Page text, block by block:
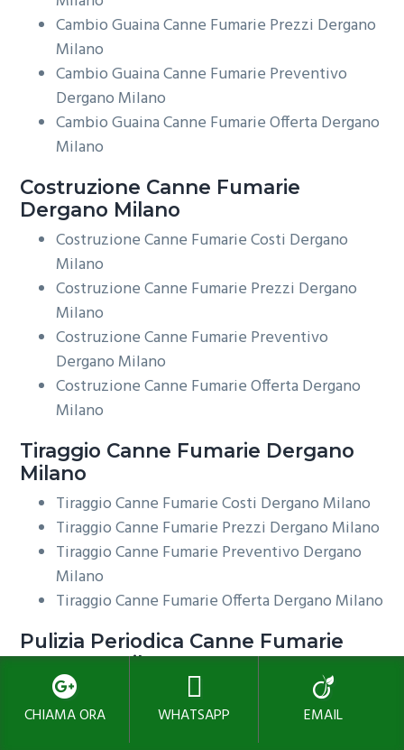
Cambio Guaina Canne Fumarie Prezzi Dergano
Milano
Cambio Guaina Canne Fumarie Preventivo
Dergano Milano
Cambio Guaina Canne Fumarie Offerta Dergano
Milano
Costruzione Canne Fumarie
Dergano Milano
Costruzione Canne Fumarie Costi Dergano
Milano
Costruzione Canne Fumarie Prezzi Dergano
Milano
Costruzione Canne Fumarie Preventivo
Dergano Milano
Costruzione Canne Fumarie Offerta Dergano
Milano
Tiraggio Canne Fumarie Dergano
Milano
Tiraggio Canne Fumarie Costi Dergano Milano
Tiraggio Canne Fumarie Prezzi Dergano Milano
Tiraggio Canne Fumarie Preventivo Dergano
Milano
Tiraggio Canne Fumarie Offerta Dergano Milano
Pulizia Periodica Canne Fumarie
Dergano Milano
Pulizia Periodica Canne Fumarie Costi Dergano
Milano
Pulizia Periodica Canne Fumarie Prezzi
CHIAMA ORA WHATSAPP EMAIL